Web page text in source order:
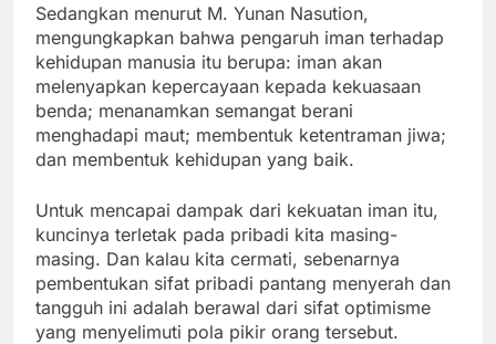
Sedangkan menurut M. Yunan Nasution,
mengungkapkan bahwa pengaruh iman terhadap
kehidupan manusia itu berupa: iman akan
melenyapkan kepercayaan kepada kekuasaan
benda; menanamkan semangat berani
menghadapi maut; membentuk ketentraman jiwa;
dan membentuk kehidupan yang baik.
Untuk mencapai dampak dari kekuatan iman itu,
kuncinya terletak pada pribadi kita masing-
masing. Dan kalau kita cermati, sebenarnya
pembentukan sifat pribadi pantang menyerah dan
tangguh ini adalah berawal dari sifat optimisme
yang menyelimuti pola pikir orang tersebut.